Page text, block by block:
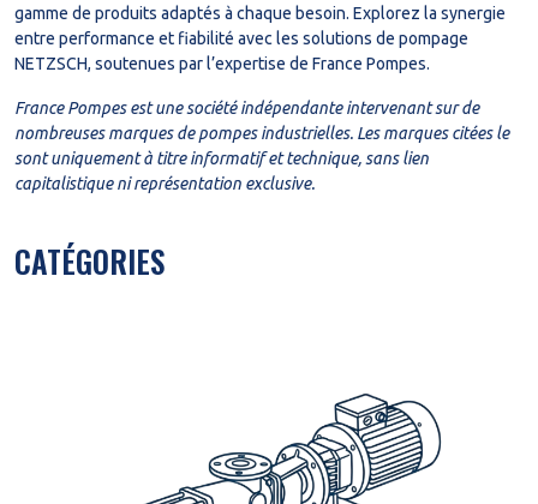
gamme de produits adaptés à chaque besoin. Explorez la synergie
entre performance et fiabilité avec les solutions de pompage
NETZSCH, soutenues par l’expertise de France Pompes.
France Pompes est une société indépendante intervenant sur de
nombreuses marques de pompes industrielles. Les marques citées le
sont uniquement à titre informatif et technique, sans lien
capitalistique ni représentation exclusive.
CATÉGORIES